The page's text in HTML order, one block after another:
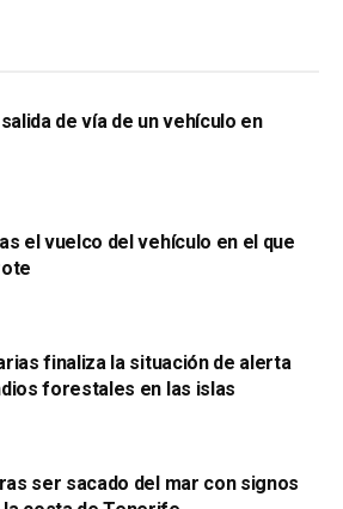
de vía de un vehículo en
el vuelco del vehículo en el que
finaliza la situación de alerta
forestales en las islas
ser sacado del mar con signos